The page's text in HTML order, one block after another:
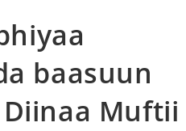
baasuun
Muftii